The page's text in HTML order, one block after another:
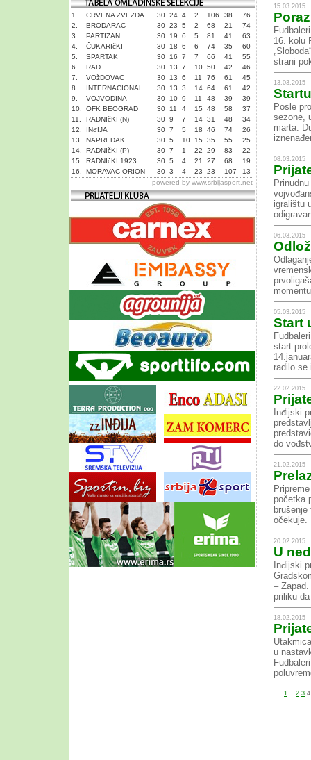
1. CRVENA ZVEZDA 30 24 4 2 106 38
76
2.
BRODARAC 30 23 5 2 68 21
74
3.
PARTIZAN 30 19 6 5 81 41
63
4.
ČUKARIčKI 30 18 6 6 74 35
60
5.
SPARTAK 30 16 7 7 66 41
55
6.
RAD 30 13 7 10 50 42
46
7.
VOžDOVAC 30 13 6 11 76 61
45
8.
INTERNACIONAL 30 13 3 14 64 61
42
9.
VOJVODINA 30 10 9 11 48 39
39
10.
OFK BEOGRAD 30 11 4 15 48 58
37
11.
RADNIčKI (N) 30 9 7 14 31 48
34
12.
INđIJA 30 7 5 18 46 74
26
13.
NAPREDAK 30 5 10 15 35 55
25
14.
RADNIčKI (P) 30 7 1 22 29 83
22
15.
RADNIčKI 1923 30 5 4 21 27 68
19
16.
MORAVAC ORION 30 3 4 23 23 107
13
powered by www.srbijasport.net
15.03.2015
16. kolu
strani
13.03.2015
Posle
sezone,
marta.
08.03.2015
igralištu
06.03.2015
05.03.2015
Start
start
radilo se
22.02.2015
Inđijski
do
21.02.2015
početka
očekuje.
20.02.2015
U
Inđijski
–
priliku
18.02.2015
u
1 .. 2 3